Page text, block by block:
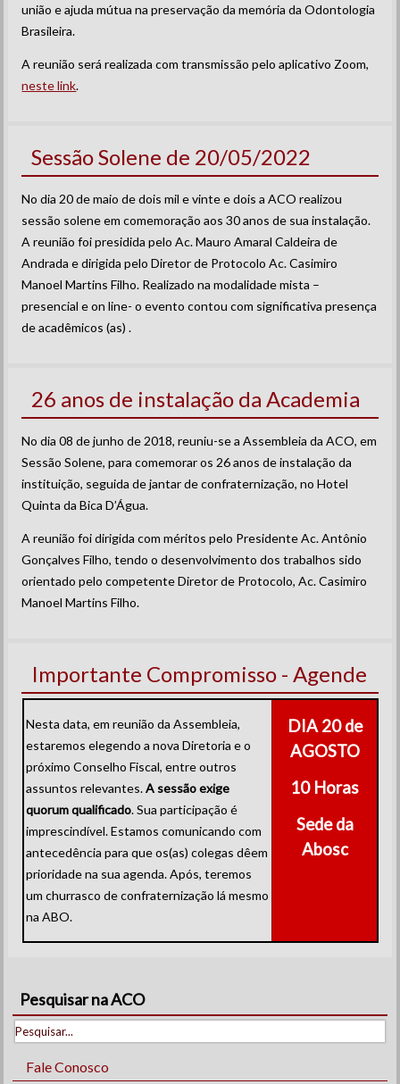
união e ajuda mútua na preservação da memória da Odontologia
Brasileira.
A reunião será realizada com transmissão pelo aplicativo Zoom,
neste link.
Sessão Solene de 20/05/2022
No dia 20 de maio de dois mil e vinte e dois a ACO realizou
sessão solene em comemoração aos 30 anos de sua instalação.
A reunião foi presidida pelo Ac. Mauro Amaral Caldeira de
Andrada e dirigida pelo Diretor de Protocolo Ac. Casimiro
Manoel Martins Filho. Realizado na modalidade mista –
presencial e on line- o evento contou com significativa presença
de acadêmicos (as) .
26 anos de instalação da Academia
No dia 08 de junho de 2018, reuniu-se a Assembleia da ACO, em
Sessão Solene, para comemorar os 26 anos de instalação da
instituição, seguida de jantar de confraternização, no Hotel
Quinta da Bica D’Água.
A reunião foi dirigida com méritos pelo Presidente Ac. Antônio
Gonçalves Filho, tendo o desenvolvimento dos trabalhos sido
orientado pelo competente Diretor de Protocolo, Ac. Casimiro
Manoel Martins Filho.
Importante Compromisso - Agende
Nesta data, em reunião da Assembleia,
estaremos elegendo a nova Diretoria e o
próximo Conselho Fiscal, entre outros
assuntos relevantes.A sessão exige
quorum qualificado. Sua participação é
imprescindível. Estamos comunicando com
antecedência para que os(as) colegas dêem
prioridade na sua agenda. Após, teremos
um churrasco de confraternização lá mesmo
na ABO.
DIA 20 de
AGOSTO
10 Horas
Sede da
Abosc
Pesquisar na ACO
Fale Conosco